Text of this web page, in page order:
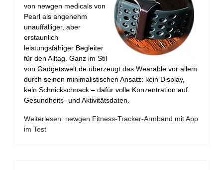
von newgen medicals von
Pearl als angenehm
unauffälliger, aber
erstaunlich
leistungsfähiger Begleiter
für den Alltag. Ganz im Stil
von Gadgetswelt.de überzeugt das Wearable vor allem
durch seinen minimalistischen Ansatz: kein Display,
kein Schnickschnack – dafür volle Konzentration auf
Gesundheits- und Aktivitätsdaten.
Weiterlesen: newgen Fitness-Tracker-Armband mit App
im Test